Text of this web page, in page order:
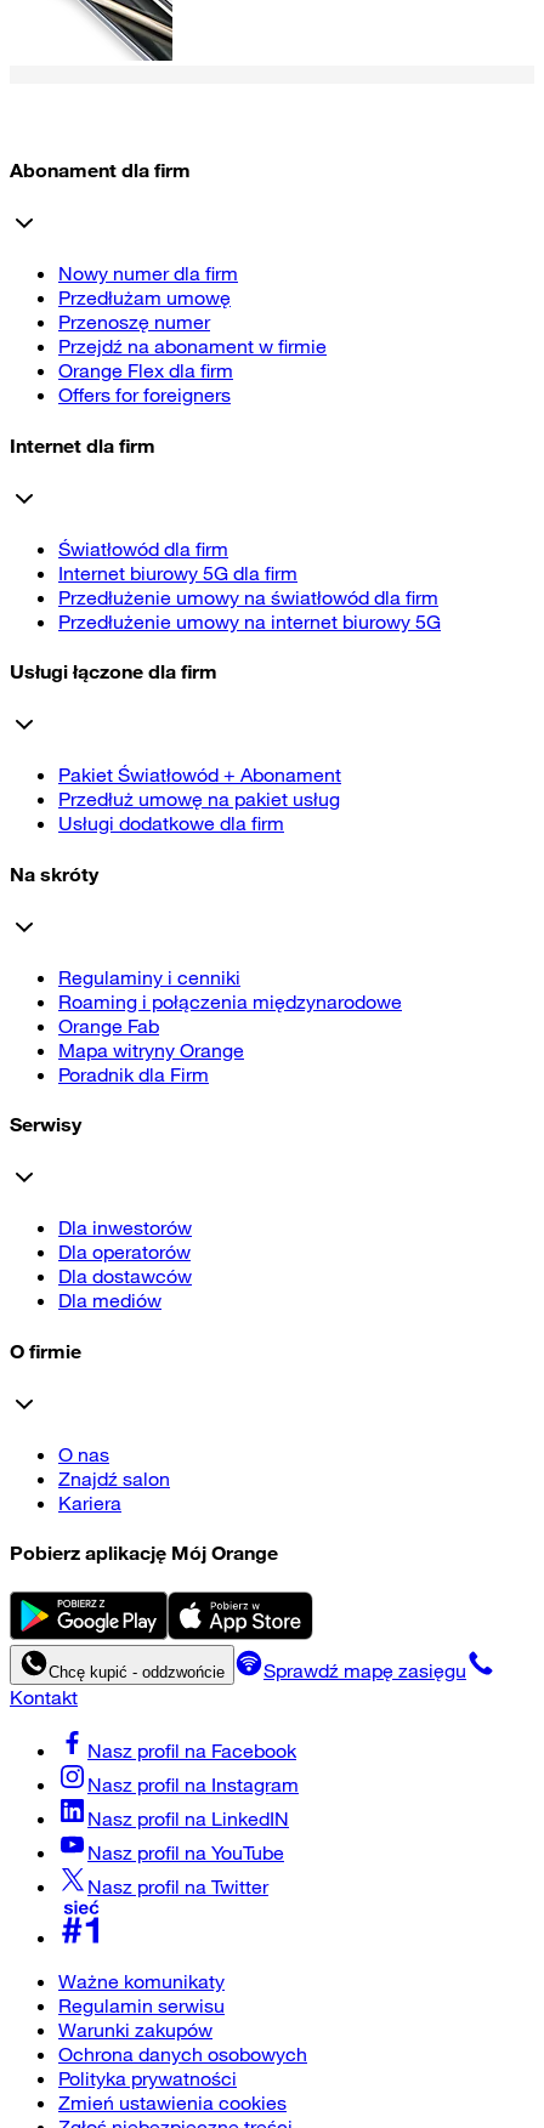
Abonament dla firm
Nowy numer dla firm
Przedłużam umowę
Przenoszę numer
Przejdź na abonament w firmie
Orange Flex dla firm
Offers for foreigners
Internet dla firm
Światłowód dla firm
Internet biurowy 5G dla firm
Przedłużenie umowy na światłowód dla firm
Przedłużenie umowy na internet biurowy 5G
Usługi łączone dla firm
Pakiet Światłowód + Abonament
Przedłuż umowę na pakiet usług
Usługi dodatkowe dla firm
Na skróty
Regulaminy i cenniki
Roaming i połączenia międzynarodowe
Orange Fab
Mapa witryny Orange
Poradnik dla Firm
Serwisy
Dla inwestorów
Dla operatorów
Dla dostawców
Dla mediów
O firmie
O nas
Znajdź salon
Kariera
Pobierz aplikację Mój Orange
Chcę kupić - oddzwońcie
Sprawdź mapę zasięgu
Kontakt
Nasz profil na Facebook
Nasz profil na Instagram
Nasz profil na LinkedIN
Nasz profil na YouTube
Nasz profil na Twitter
Ważne komunikaty
Regulamin serwisu
Warunki zakupów
Ochrona danych osobowych
Polityka prywatności
Zmień ustawienia cookies